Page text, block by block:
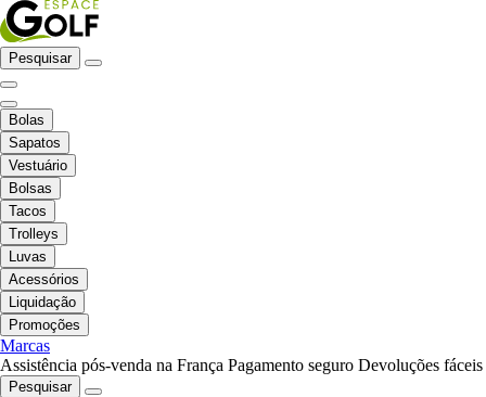
Pesquisar
Bolas
Sapatos
Vestuário
Bolsas
Tacos
Trolleys
Luvas
Acessórios
Liquidação
Promoções
Marcas
Assistência pós-venda na França Pagamento seguro Devoluções fáceis
Pesquisar